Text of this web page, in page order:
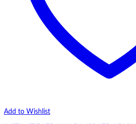
Add to Wishlist